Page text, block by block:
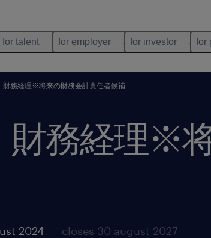
for talent for employer for investor for
財務経理※将来の財務会計責任者候補
財務経理※
2024 closes 30 august 2027